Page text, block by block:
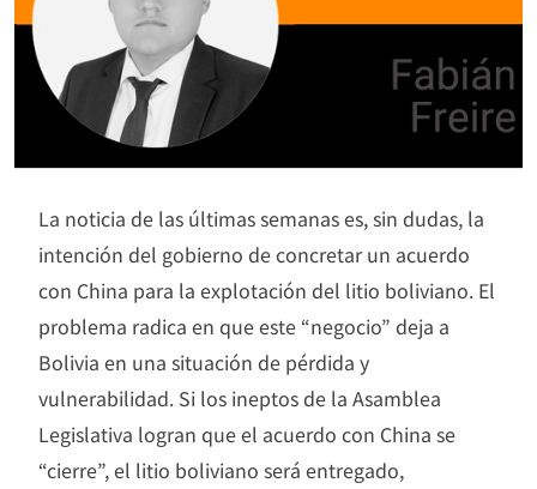
La noticia de las últimas semanas es, sin dudas, la
intención del gobierno de concretar un acuerdo
con China para la explotación del litio boliviano. El
problema radica en que este “negocio” deja a
Bolivia en una situación de pérdida y
vulnerabilidad. Si los ineptos de la Asamblea
Legislativa logran que el acuerdo con China se
“cierre”, el litio boliviano será entregado,